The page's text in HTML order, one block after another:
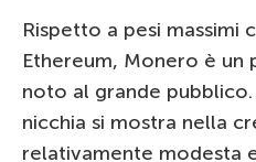
Rispetto a pesi massimi
Ethereum, Monero è un
noto al grande
nicchia si mostra nella
relativamente modesta